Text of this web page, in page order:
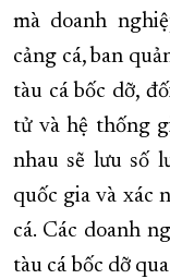
mà doanh
cảng cá, ban
tàu cá bốc dỡ,
tử và hệ thống
nhau sẽ lưu số
quốc gia và xác
cá. Các doanh
tàu cá bốc dỡ